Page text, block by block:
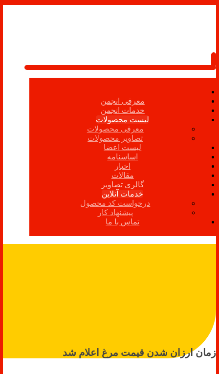
معرفی انجمن
خدمات انجمن
لیست محصولات
معرفی محصولات
تصاویر محصولات
لیست اعضا
اساسنامه
اخبار
مقالات
گالری تصاویر
خدمات آنلاین
درخواست کد محصول
پیشنهاد کار
تماس با ما
زمان ارزان شدن قیمت مرغ اعلام شد